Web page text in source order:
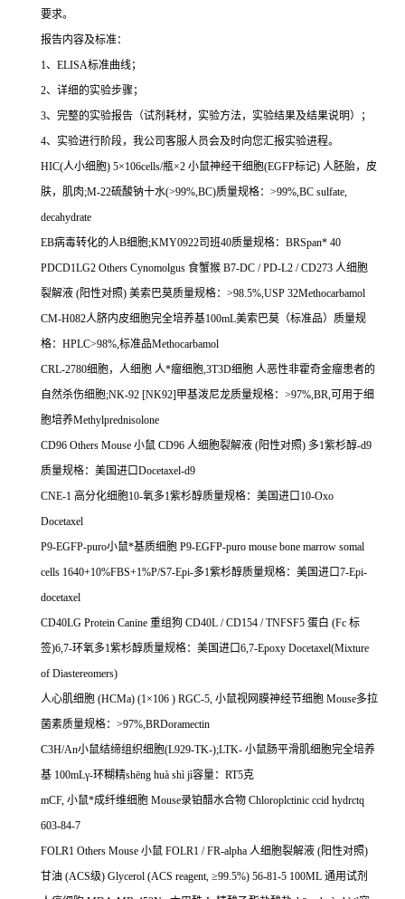
要求。
报告内容及标准：
1、 ELISA标准曲线；
2、详细的实验步骤；
3、完整的实验报告（试剂耗材，实验方法，实验结果及结果说明）；
4、实验进行阶段，我公司客服人员会及时向您汇报实验进程。
HIC(人小细胞) 5×106cells/瓶×2 小鼠神经干细胞(EGFP标记) 人胚胎，皮
肤，肌肉 ;M-22硫酸钠十水(>99%,BC)质量规格： >99%,BC sulfate,
decahydrate
EB病毒转化的人B细胞;KMY0922司班40质量规格： BRSpan* 40
PDCD1LG2 Others Cynomolgus 食蟹猴 B7-DC / PD-L2 / CD273 人细胞
裂解液 (阳性对照) 美索巴莫质量规格： >98.5%,USP 32Methocarbamol
CM-H082人脐内皮细胞完全培养基100mL美索巴莫（标准品）质量规
格： HPLC>98%,标准品Methocarbamol
CRL-2780细胞，人细胞 人*瘤细胞,3T3D细胞 人恶性非霍奇金瘤患者的
自然杀伤细胞;NK-92 [NK92]甲基泼尼龙质量规格： >97%,BR,可用于细
胞培养Methylprednisolone
CD96 Others Mouse 小鼠 CD96 人细胞裂解液 (阳性对照) 多1紫杉醇-d9
质量规格：美国进口Docetaxel-d9
CNE-1 高分化细胞10-氧多1紫杉醇质量规格：美国进口 10-Oxo
Docetaxel
P9-EGFP-puro小鼠*基质细胞 P9-EGFP-puro mouse bone marrow somal
cells 1640+10%FBS+1%P/S7-Epi-多1紫杉醇质量规格：美国进口7-Epi-
docetaxel
CD40LG Protein Canine 重组狗 CD40L / CD154 / TNFSF5 蛋白 (Fc 标
签)6,7-环氧多1紫杉醇质量规格：美国进口6,7-Epoxy Docetaxel(Mixture
of Diastereomers)
人心肌细胞 (HCMa) (1×106 ) RGC-5, 小鼠视网膜神经节细胞 Mouse多拉
菌素质量规格： >97%,BRDoramectin
C3H/An小鼠结缔组织细胞(L929-TK-);LTK- 小鼠肠平滑肌细胞完全培养
基 100mLγ-环糊精shēng huà shì jì容量： RT5克
mCF, 小鼠*成纤维细胞 Mouse录铂醋水合物 Chloroplctinic ccid hydrctq
603-84-7
FOLR1 Others Mouse 小鼠 FOLR1 / FR-alpha 人细胞裂解液 (阳性对照)
甘油 (ACS级) Glycerol (ACS reagent, ≥99.5%) 56-81-5 100ML 通用试剂